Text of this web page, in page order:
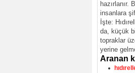
hazırlanır.
insanlara
İşte:
da, küçük
topraklar
yerine
Aranan